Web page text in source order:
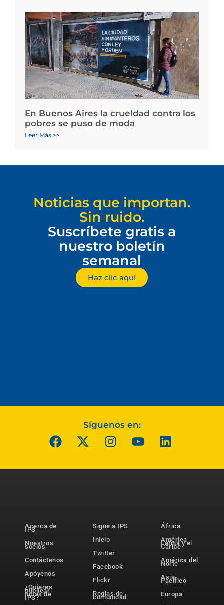
En Buenos Aires la crueldad contra los
pobres se puso de moda
Leer Más >>
Noticias que importan.
Sin ruido.
Suscríbete gratis a
nuestro boletín
semanal
Haz clic aquí
Síguenos en:
Acerca de
IPS
Nuestros
socios
Contáctenos
Apóyenos
¿Quieres
publicar
notas de
IPS?
Sigue a IPS
Inicio
Twitter
Facebook
Flickr
Reglas de
comunidad
África
América
Latina y el
Caribe
América del
Norte
Asia-
Pacífico
Europa